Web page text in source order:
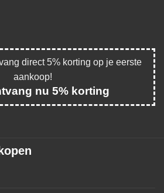
direct 5% korting op je eerste
aankoop!
nu 5% korting